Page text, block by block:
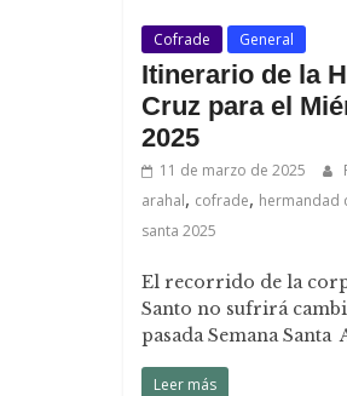
Cofrade General
Itinerario de la
Cruz para el
2025
11 de marzo de 2025
arahal, cofrade, hermandad
santa 2025
El recorrido de la
Santo no sufrirá
pasada Semana
Leer más